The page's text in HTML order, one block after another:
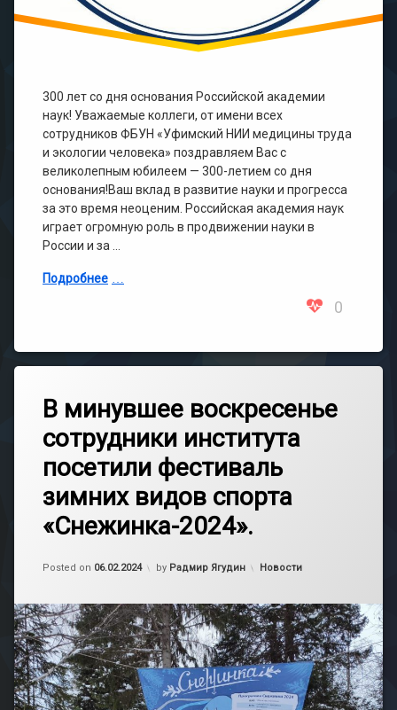
300 лет со дня основания Российской академии
наук! Уважаемые коллеги, от имени всех
сотрудников ФБУН «Уфимский НИИ медицины труда
и экологии человека» поздравляем Вас с
великолепным юбилеем — 300-летием со дня
основания!Ваш вклад в развитие науки и прогресса
за это время неоценим. Российская академия наук
играет огромную роль в продвижении науки в
России и за …
Подробнее
0
В минувшее воскресенье
сотрудники института
посетили фестиваль
зимних видов спорта
«Снежинка-2024».
Posted on 06.02.2024
Обновлено на 06.02.2024
by Радмир Ягудин Категории:
Новости